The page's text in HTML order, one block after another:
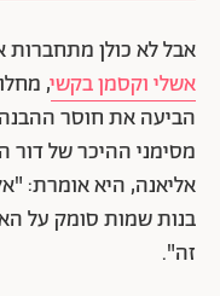
אבל לא כולן מתחברות
אשלי וקסמן בקשי,
הביעה את חוסר
אליאנה, היא אומרת:
בנות שמות סומק על
זה".